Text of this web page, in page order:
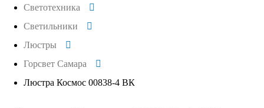
Светотехника
Светильники
Люстры
Горсвет Самара
Люстра Космос 00838-4 ВК